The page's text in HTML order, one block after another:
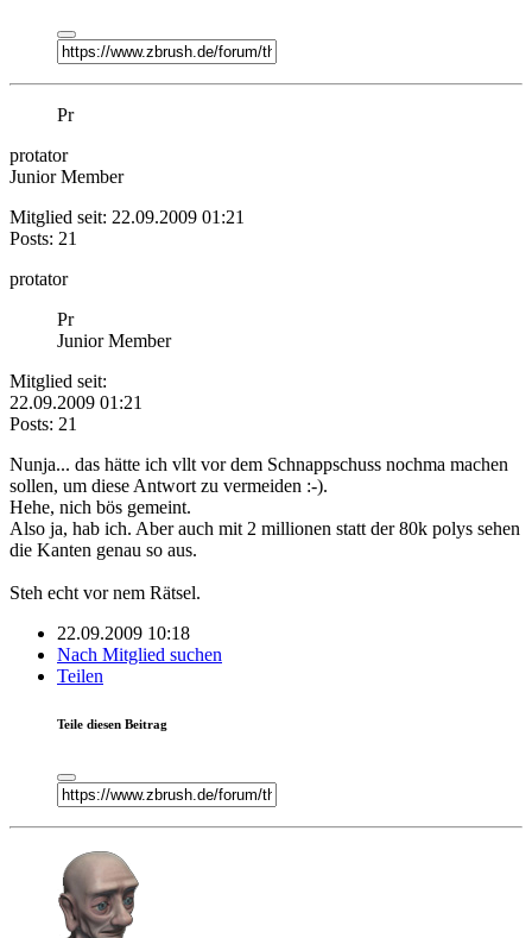
Pr
protator
Junior Member
Mitglied seit: 22.09.2009 01:21
Posts: 21
protator
Pr
Junior Member
Mitglied seit:
22.09.2009 01:21
Posts: 21
Nunja... das hätte ich vllt vor dem Schnappschuss nochma machen
sollen, um diese Antwort zu vermeiden :-).
Hehe, nich bös gemeint.
Also ja, hab ich. Aber auch mit 2 millionen statt der 80k polys sehen
die Kanten genau so aus.
Steh echt vor nem Rätsel.
22.09.2009 10:18
Nach Mitglied suchen
Teilen
Teile diesen Beitrag